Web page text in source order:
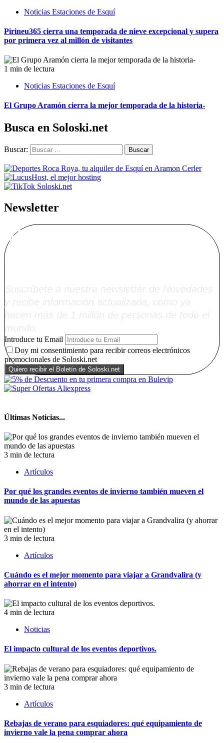
Noticias Estaciones de Esquí
Pirineu365 cierra una temporada de nieve excepcional y supera
por primera vez al millón de visitantes
1 min de lectura
Noticias Estaciones de Esquí
El Grupo Aramón cierra la mejor temporada de la historia-
Busca en Soloski.net
Buscar:
Newsletter
Alta Boletín
Introduce tu Email
Doy mi consentimiento para recibir correos electrónicos
promocionales de Soloski.net
Últimas Noticias...
3 min de lectura
Artículos
Por qué los grandes eventos de invierno también mueven el
mundo de las apuestas
3 min de lectura
Artículos
Cuándo es el mejor momento para viajar a Grandvalira (y
ahorrar en el intento)
4 min de lectura
Noticias
El impacto cultural de los eventos deportivos.
3 min de lectura
Artículos
Rebajas de verano para esquiadores: qué equipamiento de
invierno vale la pena comprar ahora